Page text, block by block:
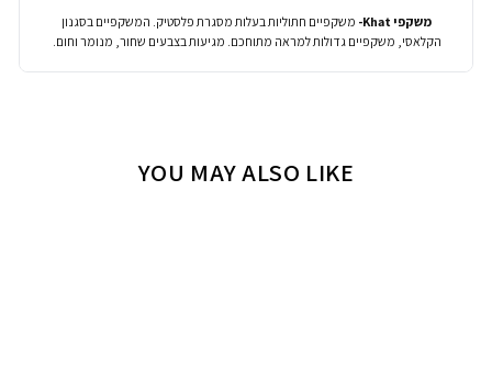
YOU MAY ALSO LIKE